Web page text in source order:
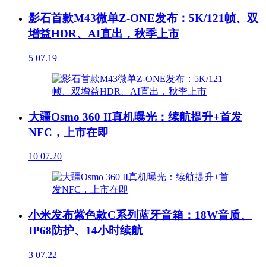
影石首款M43微单Z-ONE发布：5K/121帧、双
增益HDR、AI直出，秋季上市
5 07.19
大疆Osmo 360 II真机曝光：续航提升+首发
NFC，上市在即
10 07.20
小米发布紫色款C系列蓝牙音箱：18W音质、
IP68防护、14小时续航
3 07.22